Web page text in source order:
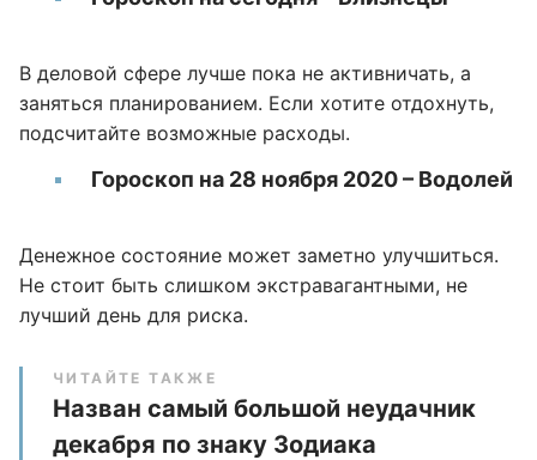
В деловой сфере лучше пока не активничать, а
заняться планированием. Если хотите отдохнуть,
подсчитайте возможные расходы.
Гороскоп на 28 ноября 2020 – Водолей
Денежное состояние может заметно улучшиться.
Не стоит быть слишком экстравагантными, не
лучший день для риска.
ЧИТАЙТЕ ТАКЖЕ
Назван самый большой неудачник
декабря по знаку Зодиака